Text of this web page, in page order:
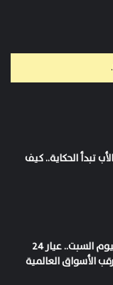
تبدأ الحكاية.. كيف
تحديثات جديدة – الذهب اليوم السبت.. عيار 24